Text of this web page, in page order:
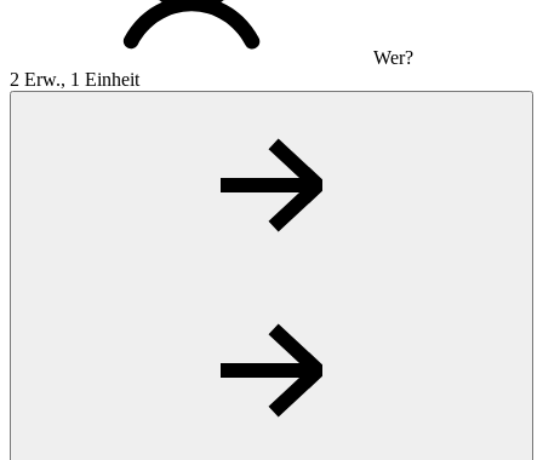
Wer?
2 Erw., 1 Einheit